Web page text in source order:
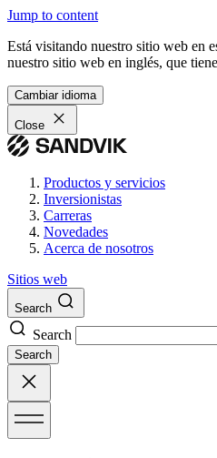
Jump to content
Está visitando nuestro sitio web en
nuestro sitio web en inglés, que
Cambiar idioma
Close
Productos y servicios
Inversionistas
Carreras
Novedades
Acerca de nosotros
Sitios web
Search
Search
Search